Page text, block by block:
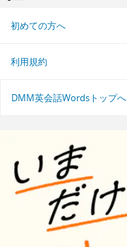
初めての方へ
利用規約
DMM英会話Wordsトップへ